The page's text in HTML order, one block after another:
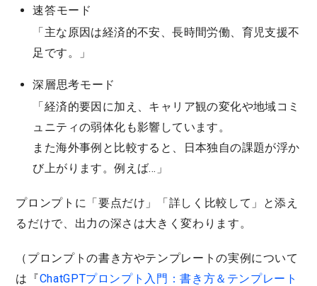
速答モード
「主な原因は経済的不安、長時間労働、育児支援不
足です。」
深層思考モード
「経済的要因に加え、キャリア観の変化や地域コミ
ュニティの弱体化も影響しています。
また海外事例と比較すると、日本独自の課題が浮か
び上がります。例えば…」
プロンプトに「要点だけ」「詳しく比較して」と添え
るだけで、出力の深さは大きく変わります。
（プロンプトの書き方やテンプレートの実例について
は『ChatGPTプロンプト入門：書き方＆テンプレート